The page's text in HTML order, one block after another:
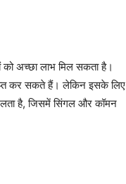
अच्छा लाभ मिल सकता है।
कर सकते हैं। लेकिन इसके लिए
है, जिसमें सिंगल और कॉमन